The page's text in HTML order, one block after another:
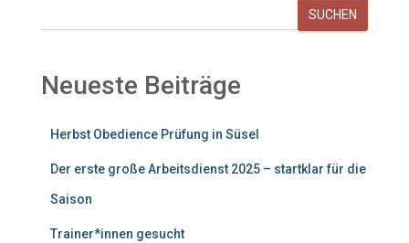
SUCHEN
Neueste Beiträge
Herbst Obedience Prüfung in Süsel
Der erste große Arbeitsdienst 2025 – startklar für die
Saison
Trainer*innen gesucht